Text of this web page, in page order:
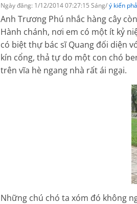
Ngày đăng: 1/12/2014 07:27:15 Sáng/ý kiến
Anh Trương Phú nhắc hàng cây
Hành chánh, nơi em có một ít kỷ
có biệt thự bác sĩ Quang đối diện
kín cổng, thả tự do một con chó
trên vĩa hè ngang nhà rất ái ngại.
Những chú chó ta xóm đó không